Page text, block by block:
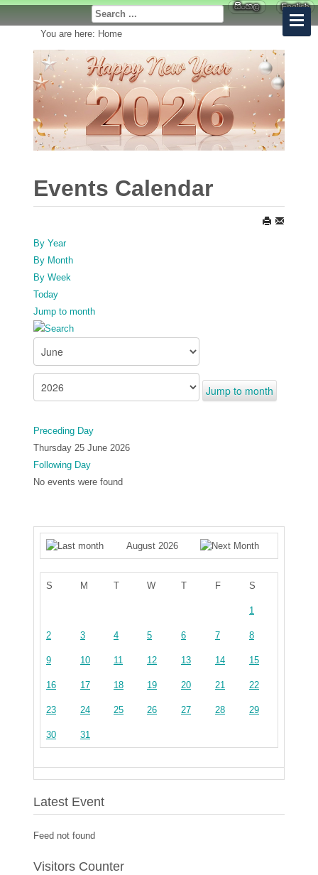
You are here: Home
Events Calendar
By Year
By Month
By Week
Today
Jump to month
Jump to month
Preceding Day
Thursday 25 June 2026
Following Day
No events were found
August 2026
S M T W T F S
1
2 3 4 5 6 7 8
9 10 11 12 13 14 15
16 17 18 19 20 21 22
23 24 25 26 27 28 29
30 31
Latest Event
Feed not found
Visitors Counter